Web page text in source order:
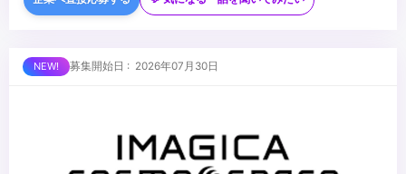
使用できる方
作に関わった経験がある方
... 募集開始日 : 2026年07月30日